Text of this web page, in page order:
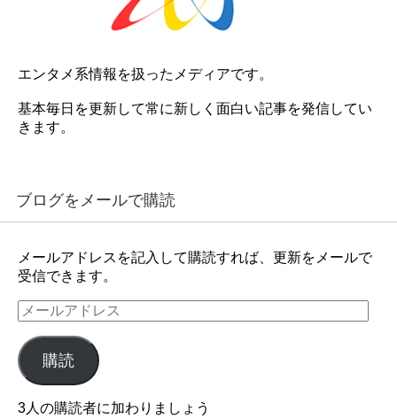
エンタメ系情報を扱ったメディアです。
基本毎日を更新して常に新しく面白い記事を発信してい
きます。
ブログをメールで購読
メールアドレスを記入して購読すれば、更新をメールで
受信できます。
メ
ー
ル
ア
ド
レ
購読
3人の購読者に加わりましょう